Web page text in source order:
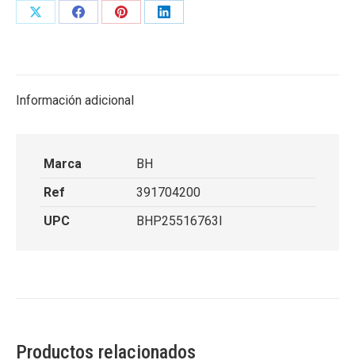
Share
Share
Share
Share
Información adicional
Marca
BH
Ref
391704200
UPC
BHP25516763I
Productos relacionados